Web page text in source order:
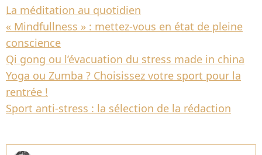
La méditation au quotidien
« Mindfullness » : mettez-vous en état de pleine
conscience
Qi gong ou l’évacuation du stress made in china
Yoga ou Zumba ? Choisissez votre sport pour la
rentrée !
Sport anti-stress : la sélection de la rédaction